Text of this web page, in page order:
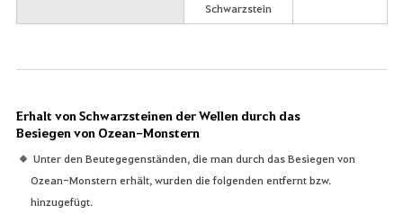
Schwarzstein
Erhalt von Schwarzsteinen der Wellen durch das
Besiegen von Ozean-Monstern
Unter den Beutegegenständen, die man durch das Besiegen von
Ozean-Monstern erhält, wurden die folgenden entfernt bzw.
hinzugefügt.